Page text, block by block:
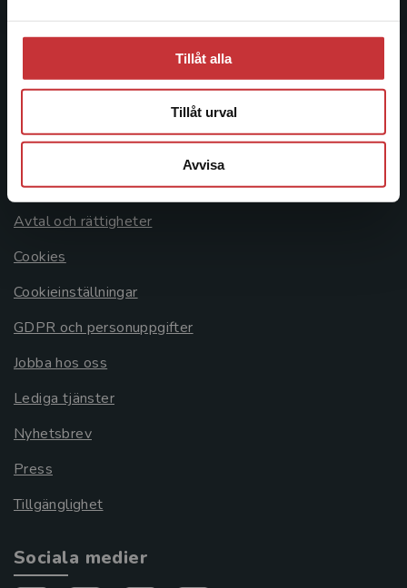
Tillåt alla
Tillåt urval
Avvisa
Systemkrav
Allmänna länkar
Om oss
Avtal och rättigheter
Cookies
Cookieinställningar
GDPR och personuppgifter
Jobba hos oss
Lediga tjänster
Nyhetsbrev
Press
Tillgänglighet
Sociala medier